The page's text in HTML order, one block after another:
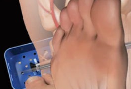
Hand & Handgelenk
Endoskopisches Karpaltunnel-
Centerline™
Produkt